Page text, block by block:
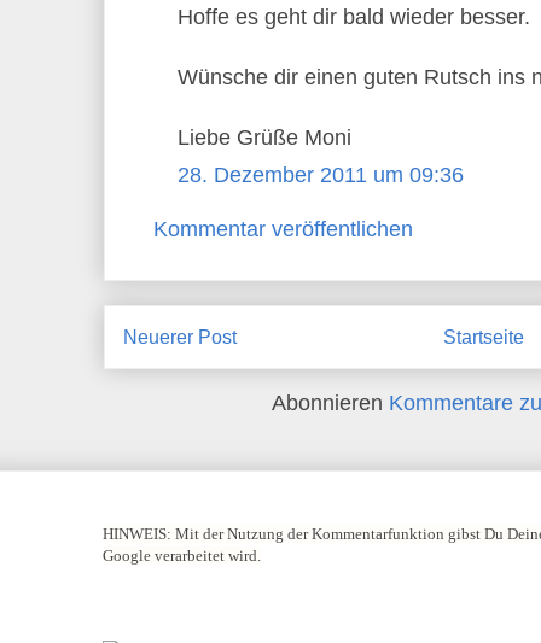
Hoffe es geht dir bald wieder besser.
Wünsche dir einen guten Rutsch ins
Liebe Grüße Moni
28. Dezember 2011 um 09:36
Kommentar veröffentlichen
Neuerer Post Startseite
Abonnieren Kommentare
HINWEIS: Mit der Nutzung der Kommentarfunktion gibst Du
Google verarbeitet wird.